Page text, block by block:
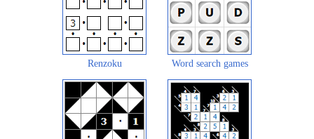
Renzoku Word search games